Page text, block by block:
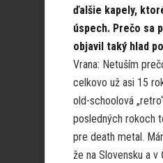
ďalšie kapely,
úspech. Prečo sa
objavil taký hlad
Vrana: Netuším
celkovo už asi 15
old-schoolová
posledných rokoch
pre death metal.
že na Slovensku a v